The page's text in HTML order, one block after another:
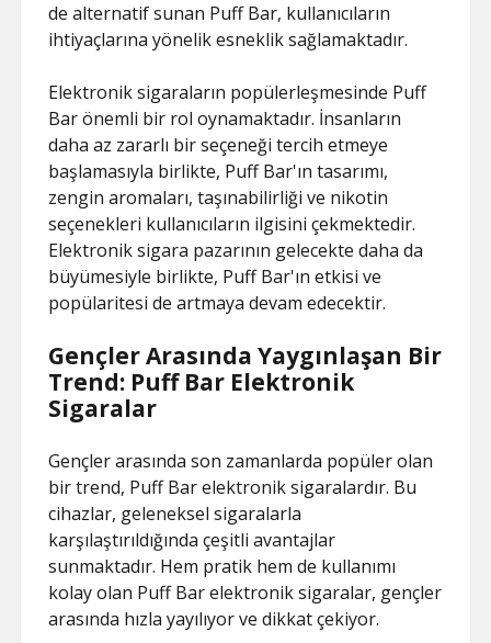
de alternatif sunan Puff Bar, kullanıcıların
ihtiyaçlarına yönelik esneklik sağlamaktadır.
Elektronik sigaraların popülerleşmesinde Puff
Bar önemli bir rol oynamaktadır. İnsanların
daha az zararlı bir seçeneği tercih etmeye
başlamasıyla birlikte, Puff Bar'ın tasarımı,
zengin aromaları, taşınabilirliği ve nikotin
seçenekleri kullanıcıların ilgisini çekmektedir.
Elektronik sigara pazarının gelecekte daha da
büyümesiyle birlikte, Puff Bar'ın etkisi ve
popülaritesi de artmaya devam edecektir.
Gençler Arasında Yaygınlaşan Bir
Trend: Puff Bar Elektronik
Sigaralar
Gençler arasında son zamanlarda popüler olan
bir trend, Puff Bar elektronik sigaralardır. Bu
cihazlar, geleneksel sigaralarla
karşılaştırıldığında çeşitli avantajlar
sunmaktadır. Hem pratik hem de kullanımı
kolay olan Puff Bar elektronik sigaralar, gençler
arasında hızla yayılıyor ve dikkat çekiyor.